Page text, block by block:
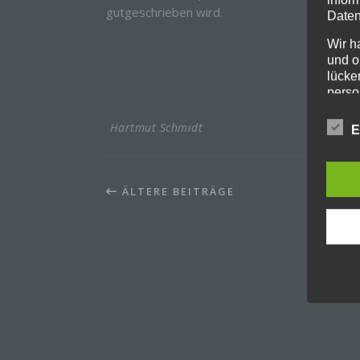
gutgeschrieben wird.
Hartmut Schmidt
ÄLTERE BEITRÄGE
Wir
und
Die